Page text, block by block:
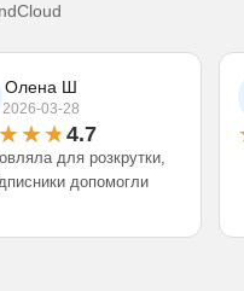
Олена Ш
2026-03-28
4.7
для розкрутки,
допомогли